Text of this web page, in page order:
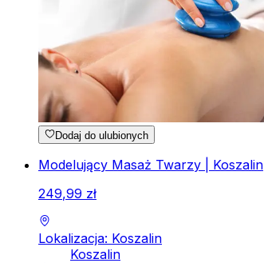
Dodaj do ulubionych
Modelujący Masaż Twarzy | Koszalin
249,99 zł
Lokalizacja: Koszalin
Koszalin